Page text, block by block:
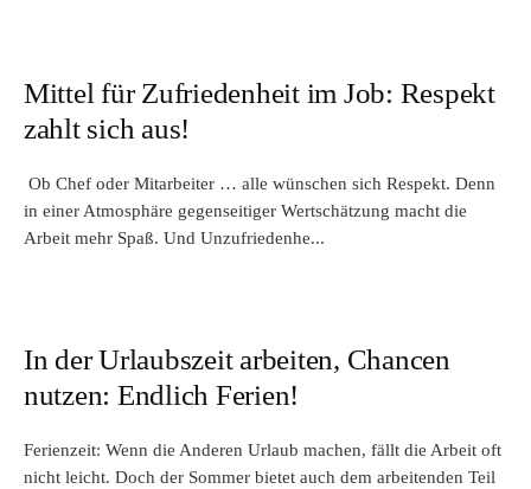
Mittel für Zufriedenheit im Job: Respekt
zahlt sich aus!
Ob Chef oder Mitarbeiter … alle wünschen sich Respekt. Denn
in einer Atmosphäre gegenseitiger Wertschätzung macht die
Arbeit mehr Spaß. Und Unzufriedenhe...
In der Urlaubszeit arbeiten, Chancen
nutzen: Endlich Ferien!
Ferienzeit: Wenn die Anderen Urlaub machen, fällt die Arbeit oft
nicht leicht. Doch der Sommer bietet auch dem arbeitenden Teil